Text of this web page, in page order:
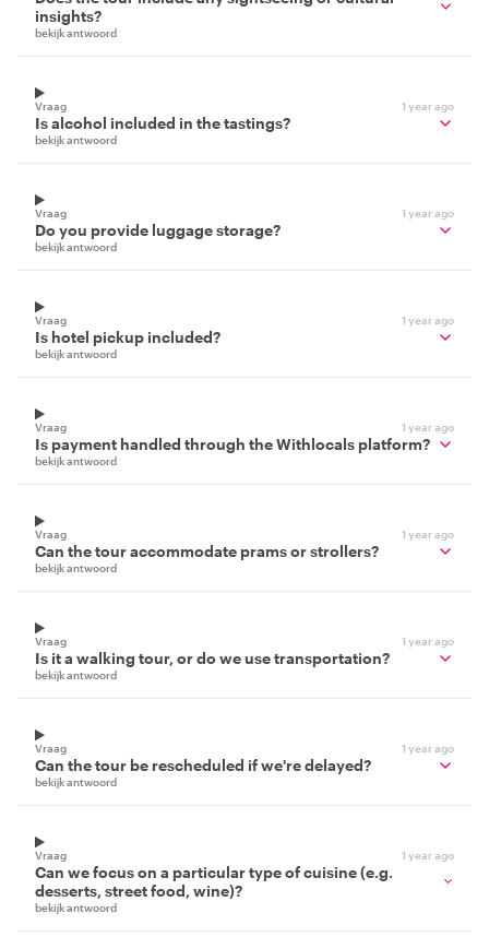
insights?
bekijk antwoord
Vraag 1 year ago
Is alcohol included in the tastings?
bekijk antwoord
Vraag 1 year ago
Do you provide luggage storage?
bekijk antwoord
Vraag 1 year ago
Is hotel pickup included?
bekijk antwoord
Vraag 1 year ago
Is payment handled through the Withlocals platform?
bekijk antwoord
Vraag 1 year ago
Can the tour accommodate prams or strollers?
bekijk antwoord
Vraag 1 year ago
Is it a walking tour, or do we use transportation?
bekijk antwoord
Vraag 1 year ago
Can the tour be rescheduled if we're delayed?
bekijk antwoord
Vraag 1 year ago
Can we focus on a particular type of cuisine (e.g.
desserts, street food, wine)?
bekijk antwoord